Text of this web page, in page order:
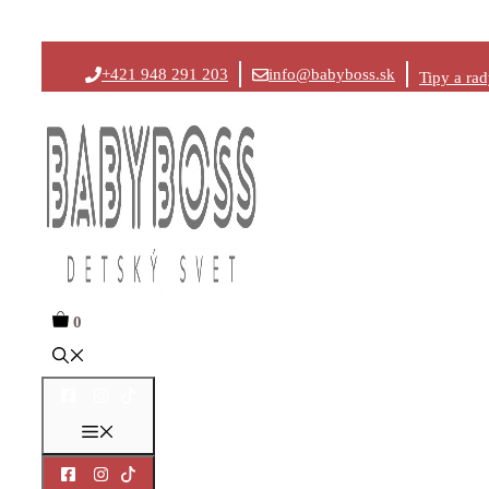
na
+421 948 291 203 info@babyboss.sk Tipy a
0